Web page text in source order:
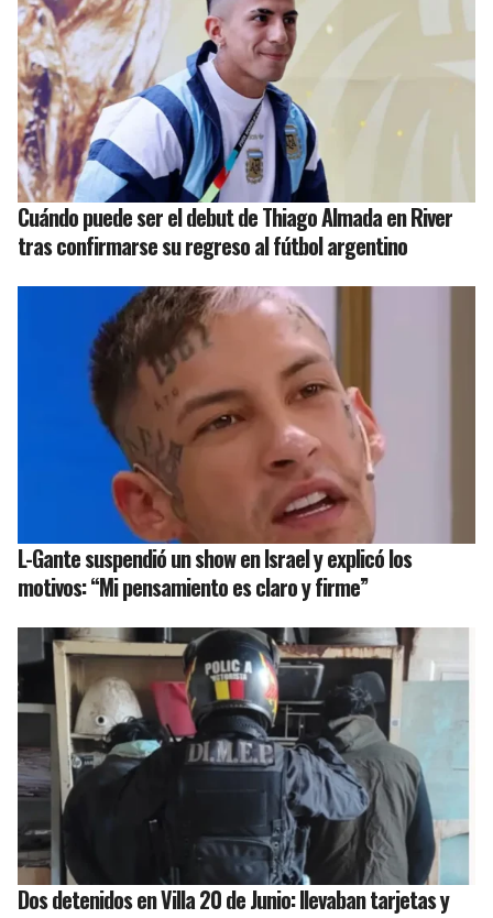
Cuándo puede ser el debut de Thiago Almada en River
tras confirmarse su regreso al fútbol argentino
L-Gante suspendió un show en Israel y explicó los
motivos: “Mi pensamiento es claro y firme”
Dos detenidos en Villa 20 de Junio: llevaban tarjetas y